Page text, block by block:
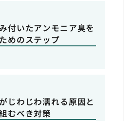
付いたアンモニア臭を
めのステップ
じわじわ濡れる原因と
むべき対策